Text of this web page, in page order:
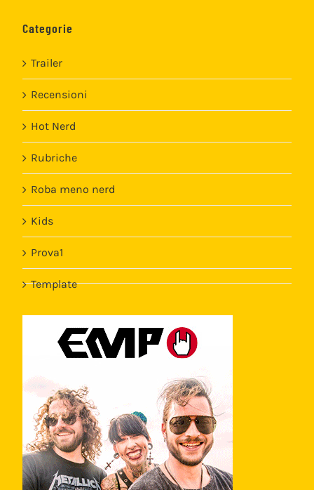
Categorie
Trailer
Recensioni
Hot Nerd
Rubriche
Roba meno nerd
Kids
Prova1
Template